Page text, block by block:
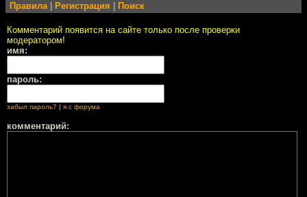
Правила| Регистрация Поиск
Комментарий появится на сайте только после проверки
модератором!
имя:
пароль:
забыл пароль? я с форума
комментарий: